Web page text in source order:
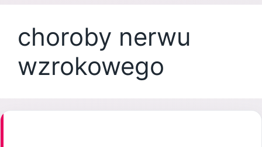
choroby nerwu
wzrokowego